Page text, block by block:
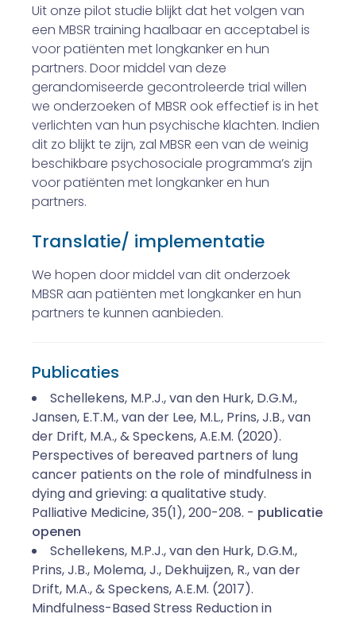
Uit onze pilot studie blijkt dat het volgen van
een MBSR training haalbaar en acceptabel is
voor patiënten met long­kanker en hun
partners. Door middel van deze
gerandomiseerde gecontroleerde trial willen
we onderzoeken of MBSR ook effectief is in het
verlichten van hun psychische klachten. Indien
dit zo blijkt te zijn, zal MBSR een van de weinig
beschikbare psychosociale programma’s zijn
voor patiënten met longkanker en hun
partners.
Translatie/ implementatie
We hopen door middel van dit onderzoek
MBSR aan patiënten met longkanker en hun
partners te kunnen aanbieden.
Publicaties
Schellekens, M.P.J., van den Hurk, D.G.M.,
Jansen, E.T.M., van der Lee, M.L., Prins, J.B., van
der Drift, M.A., & Speckens, A.E.M. (2020).
Perspectives of bereaved partners of lung
cancer patients on the role of mindfulness in
dying and grieving: a qualitative study.
Palliative Medicine, 35(1), 200-208. - publicatie
openen
Schellekens, M.P.J., van den Hurk, D.G.M.,
Prins, J.B., Molema, J., Dekhuijzen, R., van der
Drift, M.A., & Speckens, A.E.M. (2017).
Mindfulness-Based Stress Reduction in